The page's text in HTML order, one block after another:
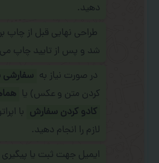
دهید.
طراحی نهایی قبل از چاپ
شد و پس از تایید چاپ
در صورت نیاز به سفارشی
کردن متن و عکس) یا
کادو کردن سفارش با
لازم را انجام دهید.
ایمیل جهت ثبت یا